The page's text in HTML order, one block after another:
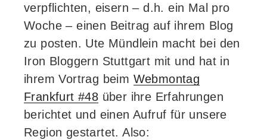
verpflichten, eisern – d.h. ein Mal pro
Woche – einen Beitrag auf ihrem Blog
zu posten. Ute Mündlein macht bei den
Iron Bloggern Stuttgart mit und hat in
ihrem Vortrag beim Webmontag
Frankfurt #48 über ihre Erfahrungen
berichtet und einen Aufruf für unsere
Region gestartet. Also: